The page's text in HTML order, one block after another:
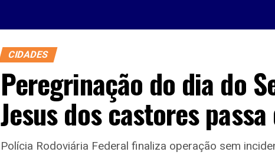
CIDADES
Peregrinação do dia do
Jesus dos castores
Polícia Rodoviária Federal finaliza operação sem